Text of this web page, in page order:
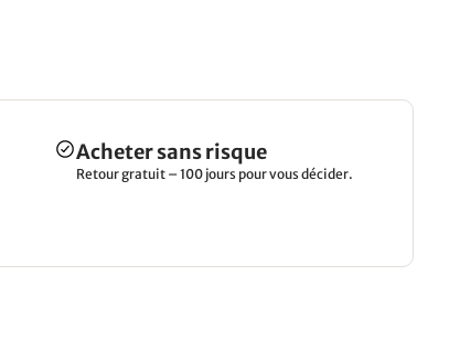
Acheter sans risque
Retour gratuit – 100 jours pour vous décider.